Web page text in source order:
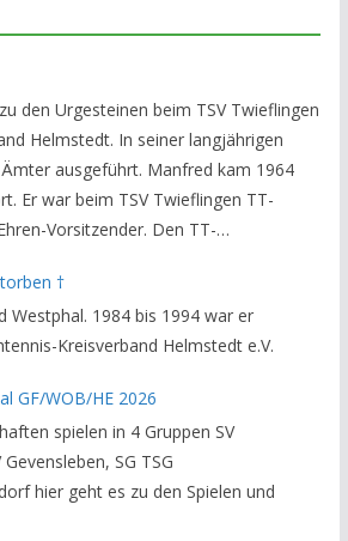
den Urgesteinen beim TSV Twieflingen
Helmstedt. In seiner langjährigen
ausgeführt. Manfred kam 1964
Er war beim TSV Twieflingen TT-
Vorsitzender. Den TT-
er als Staffelleiter. Zuletzt war er
im Kreisverband. Im
K. Bartels / Vorsitzender
†
Westphal. 1984 bis 1994 war er
Kreisverband Helmstedt e.V.
GF/WOB/HE 2026
spielen in 4 Gruppen SV
SG TSG
hier geht es zu den Spielen und